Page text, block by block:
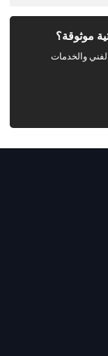
موثوقة؟
والخدمات